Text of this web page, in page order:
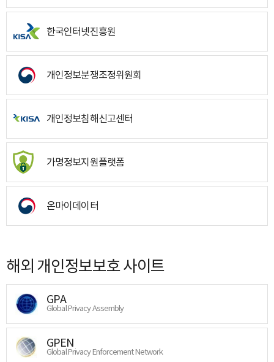
한국인터넷진흥원
개인정보분쟁조정위원회
개인정보침해신고센터
가명정보지원플랫폼
온마이데이터
해외 개인정보보호 사이트
GPA
Global Privacy Assembly
GPEN
Global Privacy Enforcement Network